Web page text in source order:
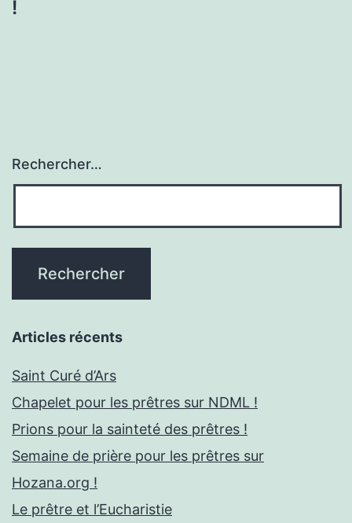
!
Rechercher…
Articles récents
Saint Curé d’Ars
Chapelet pour les prêtres sur NDML !
Prions pour la sainteté des prêtres !
Semaine de prière pour les prêtres sur
Hozana.org !
Le prêtre et l’Eucharistie